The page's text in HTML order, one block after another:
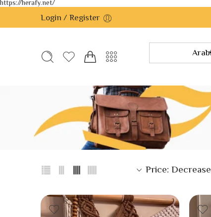
https://herafy.net/
Login / Register
Price: Decrease